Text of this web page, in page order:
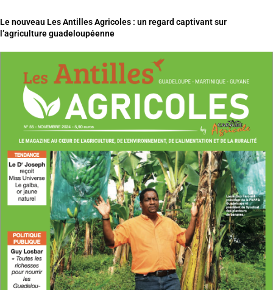
Le nouveau Les Antilles Agricoles : un regard captivant sur
l’agriculture guadeloupéenne